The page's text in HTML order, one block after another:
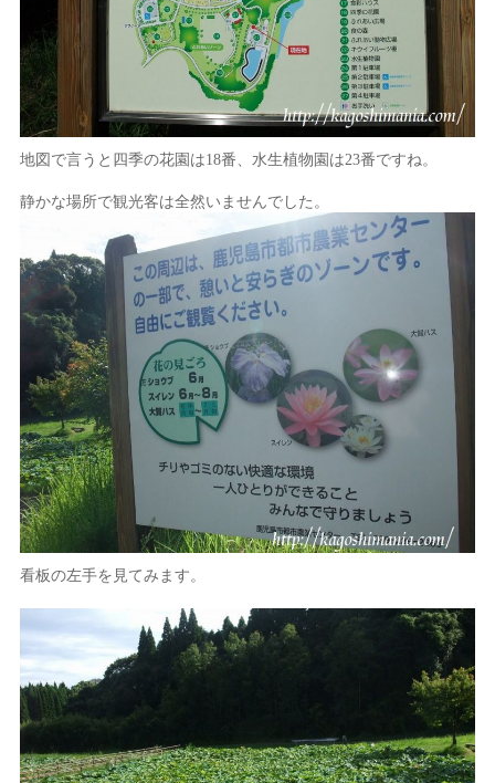
地図で言うと四季の花園は18番、水生植物園は23番ですね。
静かな場所で観光客は全然いませんでした。
看板の左手を見てみます。